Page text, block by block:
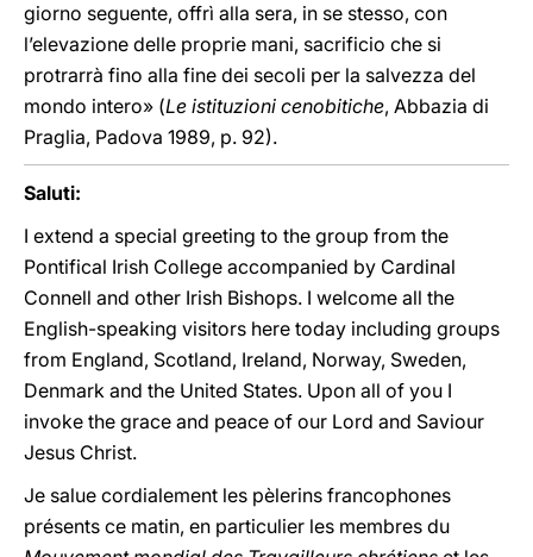
giorno seguente, offrì alla sera, in se stesso, con
l’elevazione delle proprie mani, sacrificio che si
protrarrà fino alla fine dei secoli per la salvezza del
mondo intero» (Le istituzioni cenobitiche, Abbazia di
Praglia, Padova 1989, p. 92).
Saluti:
I extend a special greeting to the group from the
Pontifical Irish College accompanied by Cardinal
Connell and other Irish Bishops. I welcome all the
English-speaking visitors here today including groups
from England, Scotland, Ireland, Norway, Sweden,
Denmark and the United States. Upon all of you I
invoke the grace and peace of our Lord and Saviour
Jesus Christ.
Je salue cordialement les pèlerins francophones
présents ce matin, en particulier les membres du